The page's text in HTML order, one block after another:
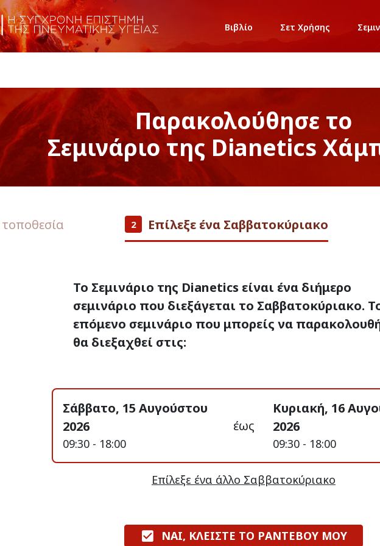
Βιβλίο Σετ Χρήσης
Παρακολούθησε το
Σεμινάριο της Dianetics
τοποθεσία 2 Επίλεξε ένα Σαββατοκύριακο
Το Σεμινάριο της Dianetics είναι ένα διήμερο
σεμινάριο που διεξάγεται το Σαββατοκύριακο.
επόμενο σεμινάριο που μπορείς να
θα διεξαχθεί στις:
Σάββατο, 15 Αυγούστου
2026
09:30 - 18:00
έως
Κυριακή, 16
2026
09:30 - 18:00
Επίλεξε ένα άλλο Σαββατοκύριακο
ΝΑΙ, ΚΛΕΙΣΤΕ ΤΟ ΡΑΝΤΕΒΟΥ ΜΟΥ